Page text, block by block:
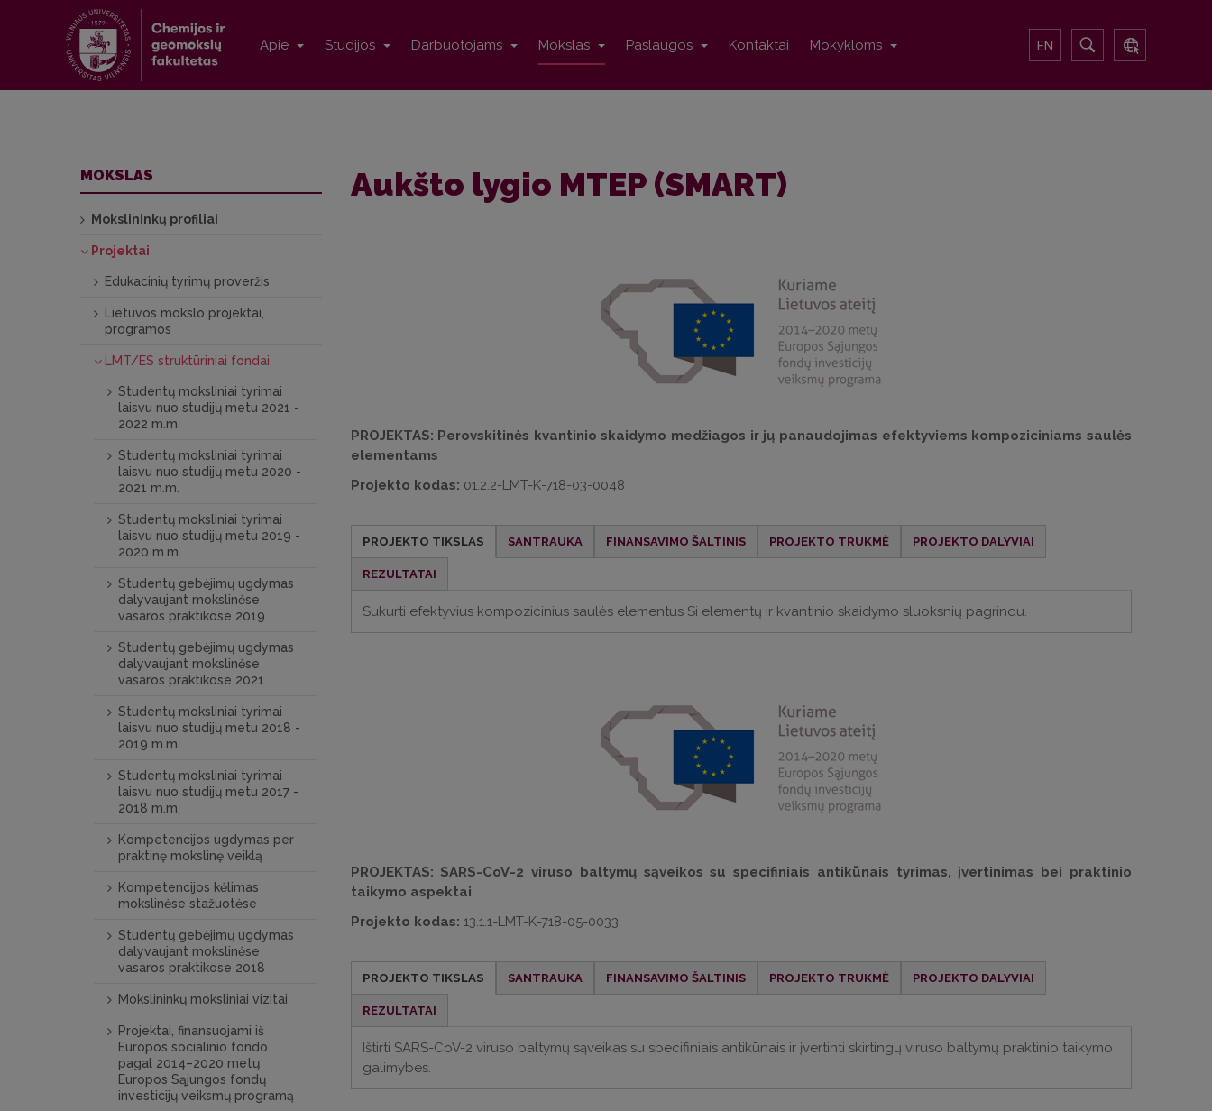
Apie Studijos Darbuotojams Mokslas Paslaugos Kontaktai Mokykloms EN
Aukšto lygio MTEP (SMART)
PROJEKTAS: Perovskitinės kvantinio skaidymo medžiagos ir jų panaudojimas efektyviems kompoziciniams saulės
elementams
Projekto kodas: 01.2.2-LMT-K-718-03-0048
PROJEKTO TIKSLAS SANTRAUKA FINANSAVIMO ŠALTINIS PROJEKTO TRUKMĖ PROJEKTO DALYVIAI
REZULTATAI
Sukurti efektyvius kompozicinius saulės elementus Si elementų ir kvantinio skaidymo sluoksnių pagrindu.
PROJEKTAS: SARS-CoV-2 viruso baltymų sąveikos su specifiniais antikūnais tyrimas, įvertinimas bei praktinio
taikymo aspektai
Projekto kodas: 13.1.1-LMT-K-718-05-0033
PROJEKTO TIKSLAS SANTRAUKA FINANSAVIMO ŠALTINIS PROJEKTO TRUKMĖ PROJEKTO DALYVIAI
REZULTATAI
Ištirti SARS-CoV-2 viruso baltymų sąveikas su specifiniais antikūnais ir įvertinti skirtingų viruso baltymų praktinio taikymo
galimybes.
MOKSLAS
Mokslininkų profiliai
Projektai
Edukacinių tyrimų proveržis
Lietuvos mokslo projektai,
programos
LMT/ES struktūriniai fondai
Studentų moksliniai tyrimai
laisvu nuo studijų metu 2021 -
2022 m.m.
Studentų moksliniai tyrimai
laisvu nuo studijų metu 2020 -
2021 m.m.
Studentų moksliniai tyrimai
laisvu nuo studijų metu 2019 -
2020 m.m.
Studentų gebėjimų ugdymas
dalyvaujant mokslinėse
vasaros praktikose 2019
Studentų gebėjimų ugdymas
dalyvaujant mokslinėse
vasaros praktikose 2021
Studentų moksliniai tyrimai
laisvu nuo studijų metu 2018 -
2019 m.m.
Studentų moksliniai tyrimai
laisvu nuo studijų metu 2017 -
2018 m.m.
Kompetencijos ugdymas per
praktinę mokslinę veiklą
Kompetencijos kėlimas
mokslinėse stažuotėse
Studentų gebėjimų ugdymas
dalyvaujant mokslinėse
vasaros praktikose 2018
Mokslininkų moksliniai vizitai
Projektai, finansuojami iš
Europos socialinio fondo
pagal 2014–2020 metų
Europos Sąjungos fondų
investicijų veiksmų programą